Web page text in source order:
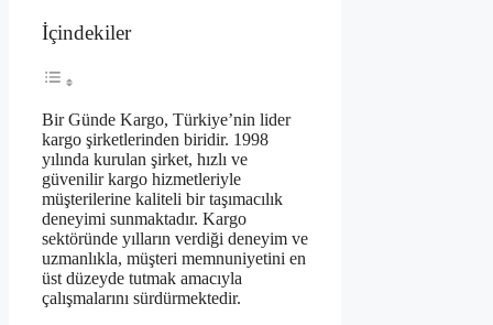
İçindekiler
Bir Günde Kargo, Türkiye’nin lider
kargo şirketlerinden biridir. 1998
yılında kurulan şirket, hızlı ve
güvenilir kargo hizmetleriyle
müşterilerine kaliteli bir taşımacılık
deneyimi sunmaktadır. Kargo
sektöründe yılların verdiği deneyim ve
uzmanlıkla, müşteri memnuniyetini en
üst düzeyde tutmak amacıyla
çalışmalarını sürdürmektedir.